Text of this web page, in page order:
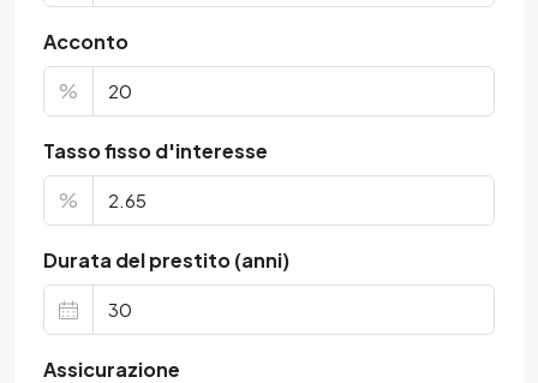
Acconto
%
Tasso fisso d'interesse
%
Durata del prestito (anni)
Assicurazione